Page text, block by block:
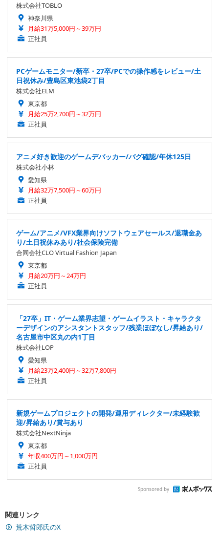
株式会社TOBLO
神奈川県
月給31万5,000円～39万円
正社員
PCゲームモニター/新卒・27卒/PCでの操作感をレビュー/土
日祝休み/豊島区東池袋2丁目
株式会社ELM
東京都
月給25万2,700円～32万円
正社員
アニメ好き歓迎のゲームデバッカー/バグ確認/年休125日
株式会社小林
愛知県
月給32万7,500円～60万円
正社員
ゲーム/アニメ/VFX業界向けソフトウェアセールス/退職金あ
り/土日祝休みあり/社会保険完備
合同会社CLO Virtual Fashion Japan
東京都
月給20万円～24万円
正社員
「27卒」IT・ゲーム業界志望・ゲームイラスト・キャラクタ
ーデザインのアシスタントスタッフ/残業ほぼなし/昇給あり/
名古屋市中区丸の内1丁目
株式会社LOP
愛知県
月給23万2,400円～32万7,800円
正社員
新規ゲームプロジェクトの開発/運用ディレクター/未経験歓
迎/昇給あり/賞与あり
株式会社NextNinja
東京都
年収400万円～1,000万円
正社員
Sponsored by
関連リンク
荒木哲郎氏のX